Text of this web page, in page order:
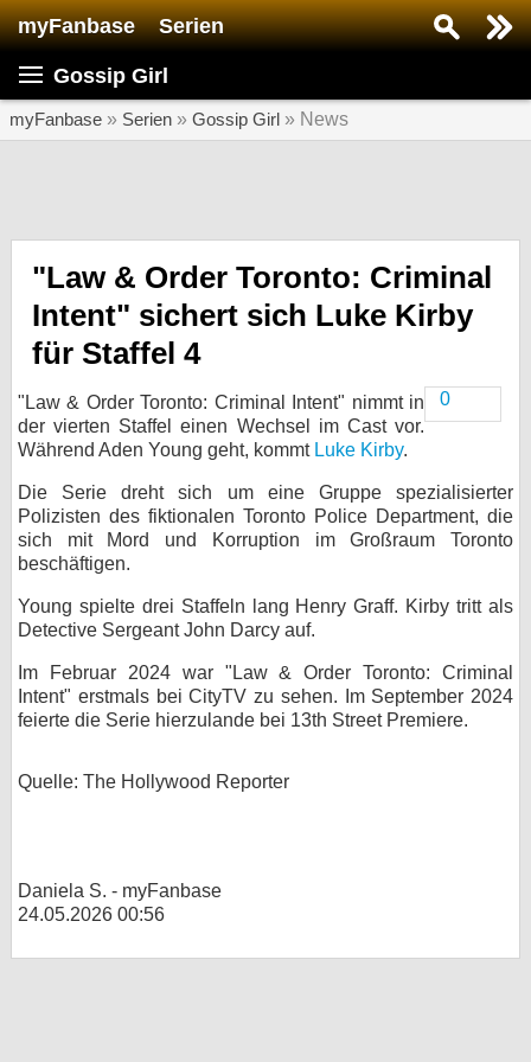
myFanbase Serien
Gossip Girl
myFanbase » Serien » Gossip Girl » News
"Law & Order Toronto: Criminal
Intent" sichert sich Luke Kirby
für Staffel 4
0
"Law & Order Toronto: Criminal Intent" nimmt in
der vierten Staffel einen Wechsel im Cast vor.
Während Aden Young geht, kommt Luke Kirby.
Die Serie dreht sich um eine Gruppe spezialisierter
Polizisten des fiktionalen Toronto Police Department, die
sich mit Mord und Korruption im Großraum Toronto
beschäftigen.
Young spielte drei Staffeln lang Henry Graff. Kirby tritt als
Detective Sergeant John Darcy auf.
Im Februar 2024 war "Law & Order Toronto: Criminal
Intent" erstmals bei CityTV zu sehen. Im September 2024
feierte die Serie hierzulande bei 13th Street Premiere.
Quelle: The Hollywood Reporter
Daniela S. - myFanbase
24.05.2026 00:56
Serie suchen...
SERIEN
Veranstaltungen
SERVICE
Gewinnspiele
Forum
bei Facebook
Kontakt
Datenschutz